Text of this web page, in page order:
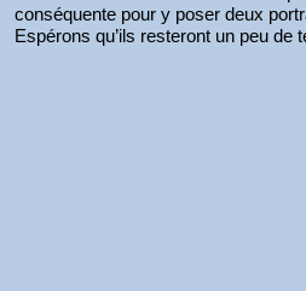
conséquente pour y poser deux
Espérons qu’ils resteront un peu de